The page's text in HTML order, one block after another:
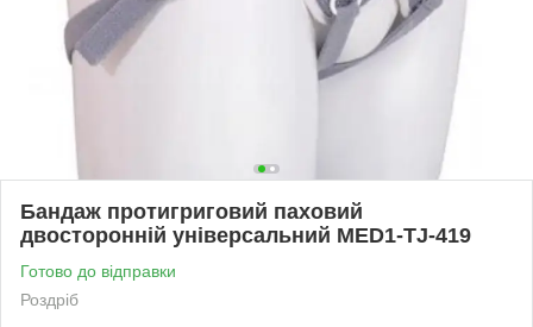
Бандаж протигриговий паховий
двосторонній універсальний MED1-TJ-419
Готово до відправки
Роздріб